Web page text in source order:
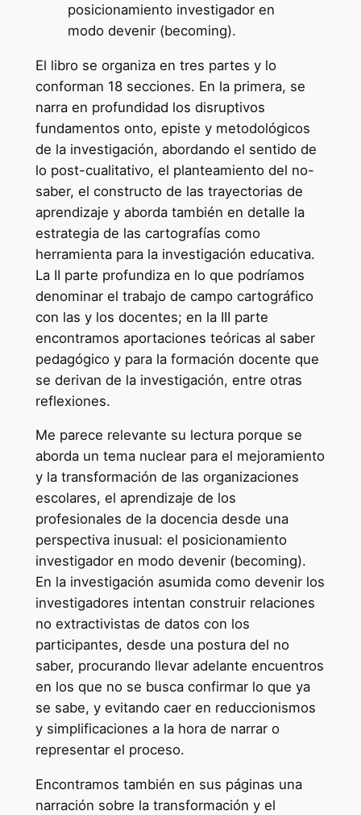
posicionamiento investigador en
modo devenir (becoming).
El libro se organiza en tres partes y lo
conforman 18 secciones. En la primera, se
narra en profundidad los disruptivos
fundamentos onto, episte y metodológicos
de la investigación, abordando el sentido de
lo post-cualitativo, el planteamiento del no-
saber, el constructo de las trayectorias de
aprendizaje y aborda también en detalle la
estrategia de las cartografías como
herramienta para la investigación educativa.
La II parte profundiza en lo que podríamos
denominar el trabajo de campo cartográfico
con las y los docentes; en la III parte
encontramos aportaciones teóricas al saber
pedagógico y para la formación docente que
se derivan de la investigación, entre otras
reflexiones.
Me parece relevante su lectura porque se
aborda un tema nuclear para el mejoramiento
y la transformación de las organizaciones
escolares, el aprendizaje de los
profesionales de la docencia desde una
perspectiva inusual: el posicionamiento
investigador en modo devenir (becoming).
En la investigación asumida como devenir los
investigadores intentan construir relaciones
no extractivistas de datos con los
participantes, desde una postura del no
saber, procurando llevar adelante encuentros
en los que no se busca confirmar lo que ya
se sabe, y evitando caer en reduccionismos
y simplificaciones a la hora de narrar o
representar el proceso.
Encontramos también en sus páginas una
narración sobre la transformación y el